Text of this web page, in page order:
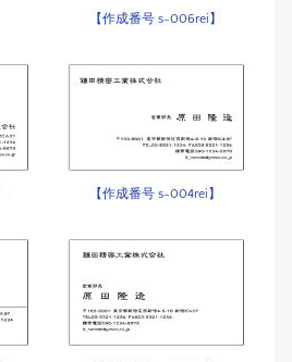
【作成番号 s-006rei】
【作成番号 s-004rei】